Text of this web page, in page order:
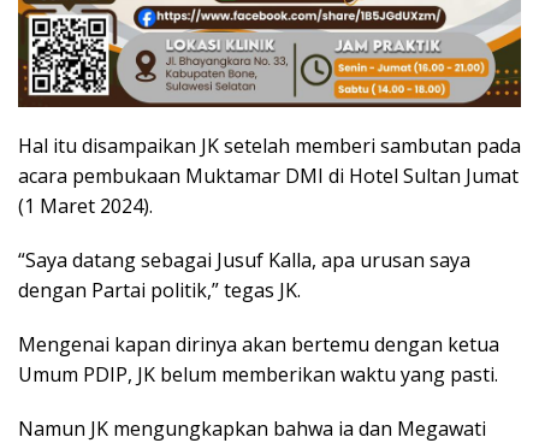
Hal itu disampaikan JK setelah memberi sambutan pada
acara pembukaan Muktamar DMI di Hotel Sultan Jumat
(1 Maret 2024).
“Saya datang sebagai Jusuf Kalla, apa urusan saya
dengan Partai politik,” tegas JK.
Mengenai kapan dirinya akan bertemu dengan ketua
Umum PDIP, JK belum memberikan waktu yang pasti.
Namun JK mengungkapkan bahwa ia dan Megawati